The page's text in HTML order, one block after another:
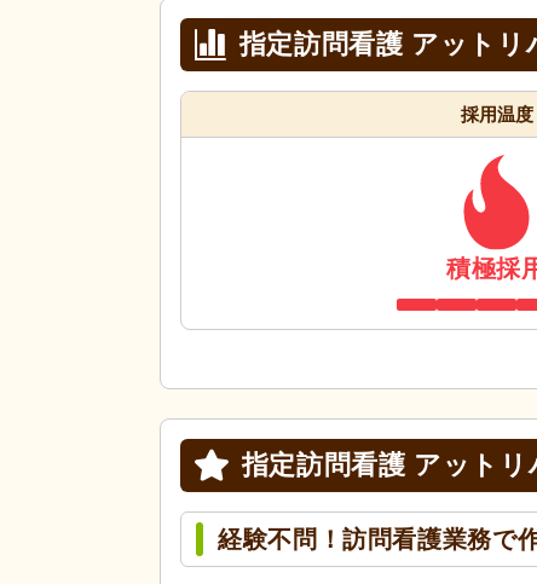
指定訪問看護 アットリ
採用温度
積極採
指定訪問看護 アットリ
経験不問！訪問看護業務で